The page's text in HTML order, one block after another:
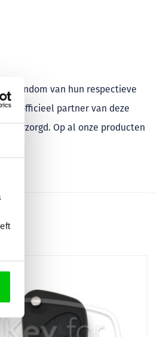
van hun respectieve
of officieel partner van deze
verzorgd. Op al onze producten